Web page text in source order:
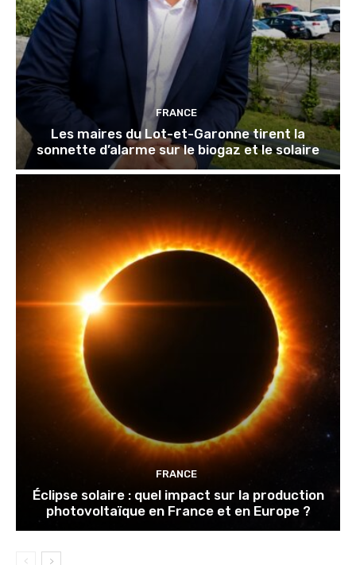
FRANCE
Les maires du Lot-et-Garonne tirent la
sonnette d’alarme sur le biogaz et le solaire
FRANCE
Éclipse solaire : quel impact sur la production
photovoltaïque en France et en Europe ?